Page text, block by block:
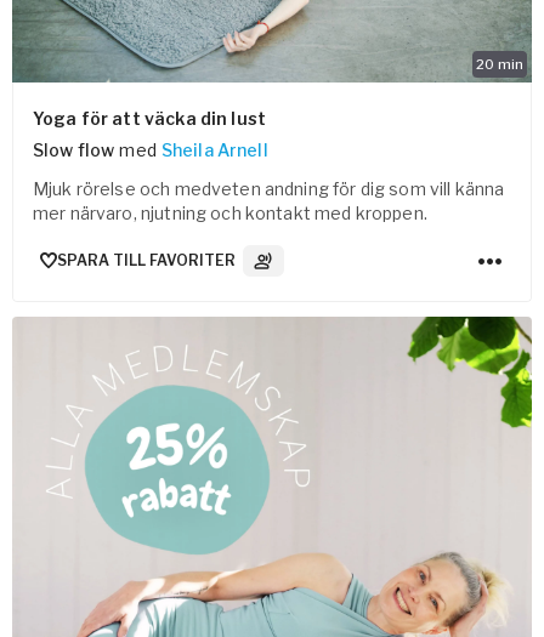
20 min
Yoga för att väcka din lust
Slow flow med Sheila Arnell
Mjuk rörelse och medveten andning för dig som vill känna
mer närvaro, njutning och kontakt med kroppen.
SPARA TILL FAVORITER 3 Ljudspår